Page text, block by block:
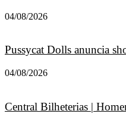
04/08/2026
Pussycat Dolls anuncia
04/08/2026
Central Bilheterias |